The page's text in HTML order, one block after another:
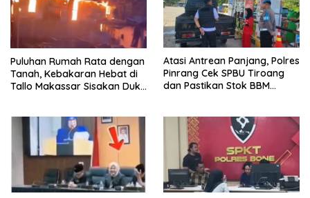
Puluhan Rumah Rata dengan
Tanah, Kebakaran Hebat di
Tallo Makassar Sisakan Duka
Atasi Antrean Panjang, Polres
Pinrang Cek SPBU Tiroang
dan Pastikan Stok BBM